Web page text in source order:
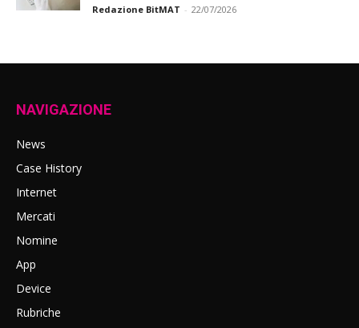
Redazione BitMAT - 22/07/2026
NAVIGAZIONE
News
Case History
Internet
Mercati
Nomine
App
Device
Rubriche